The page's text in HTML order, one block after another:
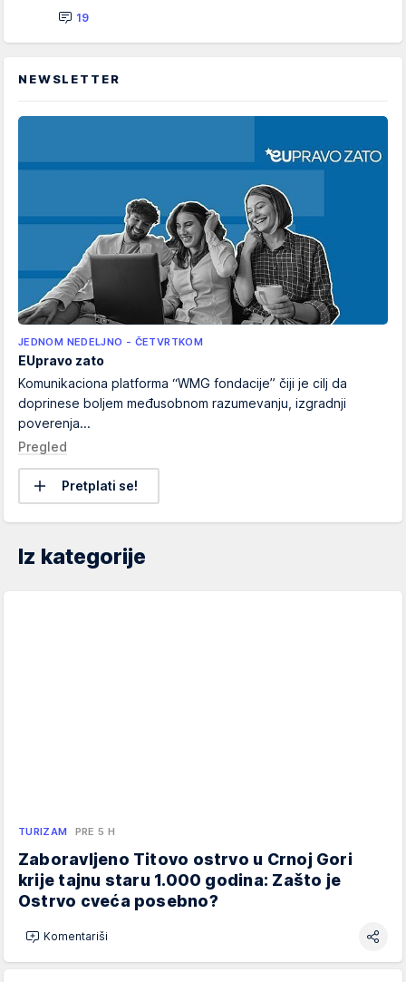
19
NEWSLETTER
JEDNOM NEDELJNO - ČETVRTKOM
EUpravo zato
Komunikaciona platforma “WMG fondacije” čiji je cilj da
doprinese boljem međusobnom razumevanju, izgradnji
poverenja...
Pregled
Pretplati se!
Iz kategorije
TURIZAM PRE 5 H
Zaboravljeno Titovo ostrvo u Crnoj Gori
krije tajnu staru 1.000 godina: Zašto je
Ostrvo cveća posebno?
Komentariši